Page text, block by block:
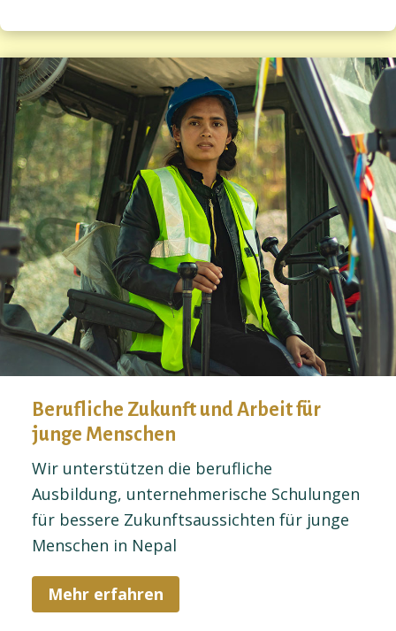
Berufliche Zukunft und Arbeit für
junge Menschen
Wir unterstützen die berufliche
Ausbildung, unternehmerische Schulungen
für bessere Zukunftsaussichten für junge
Menschen in Nepal
Mehr erfahren